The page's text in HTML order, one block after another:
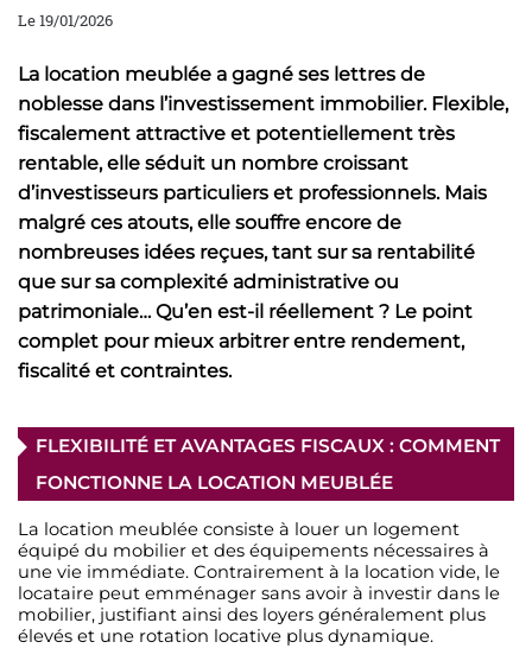
Le 19/01/2026
La location meublée a gagné ses lettres de
noblesse dans l’investissement immobilier. Flexible,
fiscalement attractive et potentiellement très
rentable, elle séduit un nombre croissant
d’investisseurs particuliers et professionnels. Mais
malgré ces atouts, elle souffre encore de
nombreuses idées reçues, tant sur sa rentabilité
que sur sa complexité administrative ou
patrimoniale… Qu’en est-il réellement ? Le point
complet pour mieux arbitrer entre rendement,
fiscalité et contraintes.
FLEXIBILITÉ ET AVANTAGES FISCAUX : COMMENT
FONCTIONNE LA LOCATION MEUBLÉE
La location meublée consiste à louer un logement
équipé du mobilier et des équipements nécessaires à
une vie immédiate. Contrairement à la location vide, le
locataire peut emménager sans avoir à investir dans le
mobilier, justifiant ainsi des loyers généralement plus
élevés et une rotation locative plus dynamique.